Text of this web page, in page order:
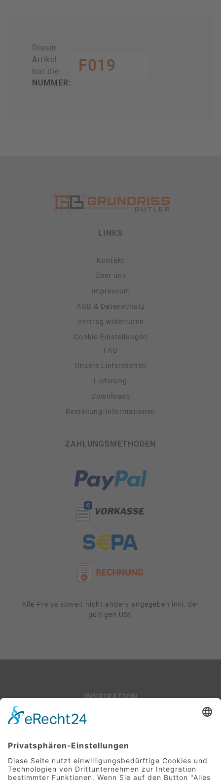
Dieser
Artikel
hat die
NUMMER:
F019
LINKS
Kontakt
Über uns
Impressum
AGB & Datenschutz
Vertrag widerrufen
Cookie-Einstellungen
FAQ
Unsere Lieferezeiten
Lieferung
Downloads
Bestellung-Informationen
ZAHLUNGSMETHODEN
Alle Preise soweit nicht anders angegeben inkl. der
gültigen USt.
INSPIRATION
Beispiel-Projekte
SERVICE
Leitfaden für Baufinanzierer:innen
Glossar